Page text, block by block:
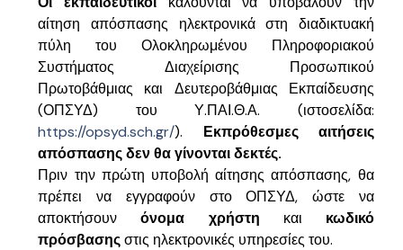
αίτηση απόσπασης ηλεκτρονικά στη διαδικτυακή
πύλη του Ολοκληρωμένου Πληροφοριακού
Συστήματος Διαχείρισης Προσωπικού
Πρωτοβάθμιας και Δευτεροβάθμιας Εκπαίδευσης
(ΟΠΣΥΔ) του Υ.ΠΑΙ.Θ.Α. (ιστοσελίδα:
https://opsyd.sch.gr/). Εκπρόθεσμες αιτήσεις
απόσπασης δεν θα γίνονται δεκτές.
Πριν την πρώτη υποβολή αίτησης απόσπασης, θα
πρέπει να εγγραφούν στο ΟΠΣΥΔ, ώστε να
αποκτήσουνόνομα χρήστη και κωδικό
πρόσβασηςστις ηλεκτρονικές υπηρεσίες του.